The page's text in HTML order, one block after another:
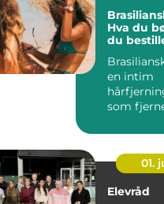
Hva du
du
en intim
som
01.
Elevråd